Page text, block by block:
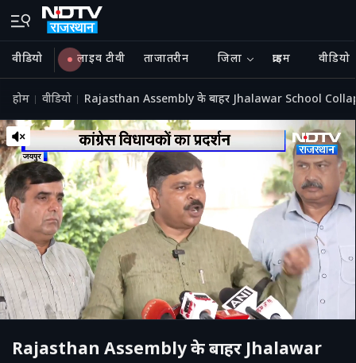
वीडियो लाइव टीवी ताजातरीन जिला क्राइम वीडियो
होम वीडियो Rajasthan Assembly के बाहर Jhalawar School
Rajasthan Assembly के बाहर Jhalawar